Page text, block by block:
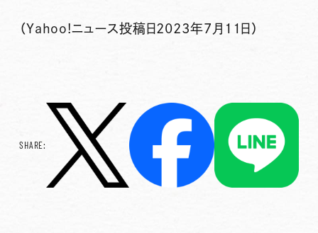
（Yahoo!ニュース投稿日2023年7月11日）
SHARE: